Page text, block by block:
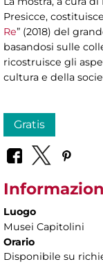
Presicce,
Re” (2018) del
basandosi sulle
ricostruisce gli
cultura e della
Gratis
Luogo
Musei Capitolini
Orario
Disponibile su